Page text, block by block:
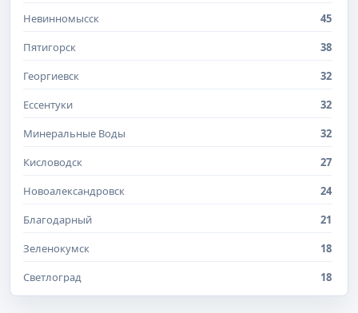
Невинномысск
45
Пятигорск
38
Георгиевск
32
Ессентуки
32
Минеральные Воды
32
Кисловодск
27
Новоалександровск
24
Благодарный
21
Зеленокумск
18
Светлоград
18